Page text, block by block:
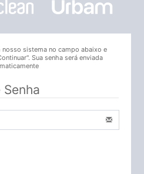
sistema no campo abaixo e
Sua senha será enviada